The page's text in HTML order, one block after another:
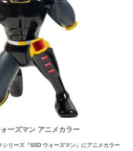
ーズマン アニメカラー
シリーズ『SSD ウォーズマン』にアニメカラー